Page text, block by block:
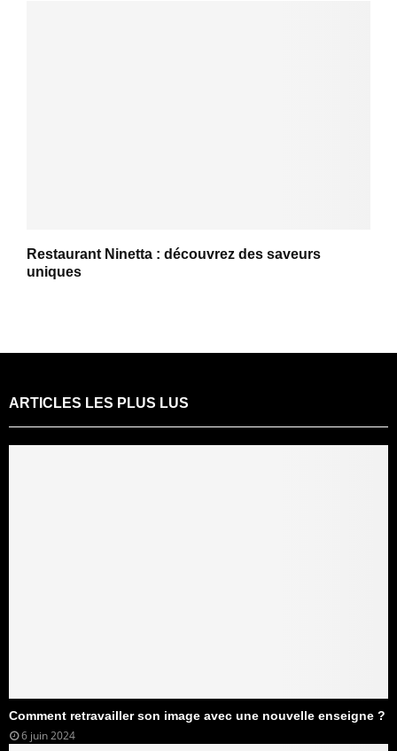
Restaurant Ninetta : découvrez des saveurs
uniques
ARTICLES LES PLUS LUS
Comment retravailler son image avec une nouvelle enseigne ?
6 juin 2024